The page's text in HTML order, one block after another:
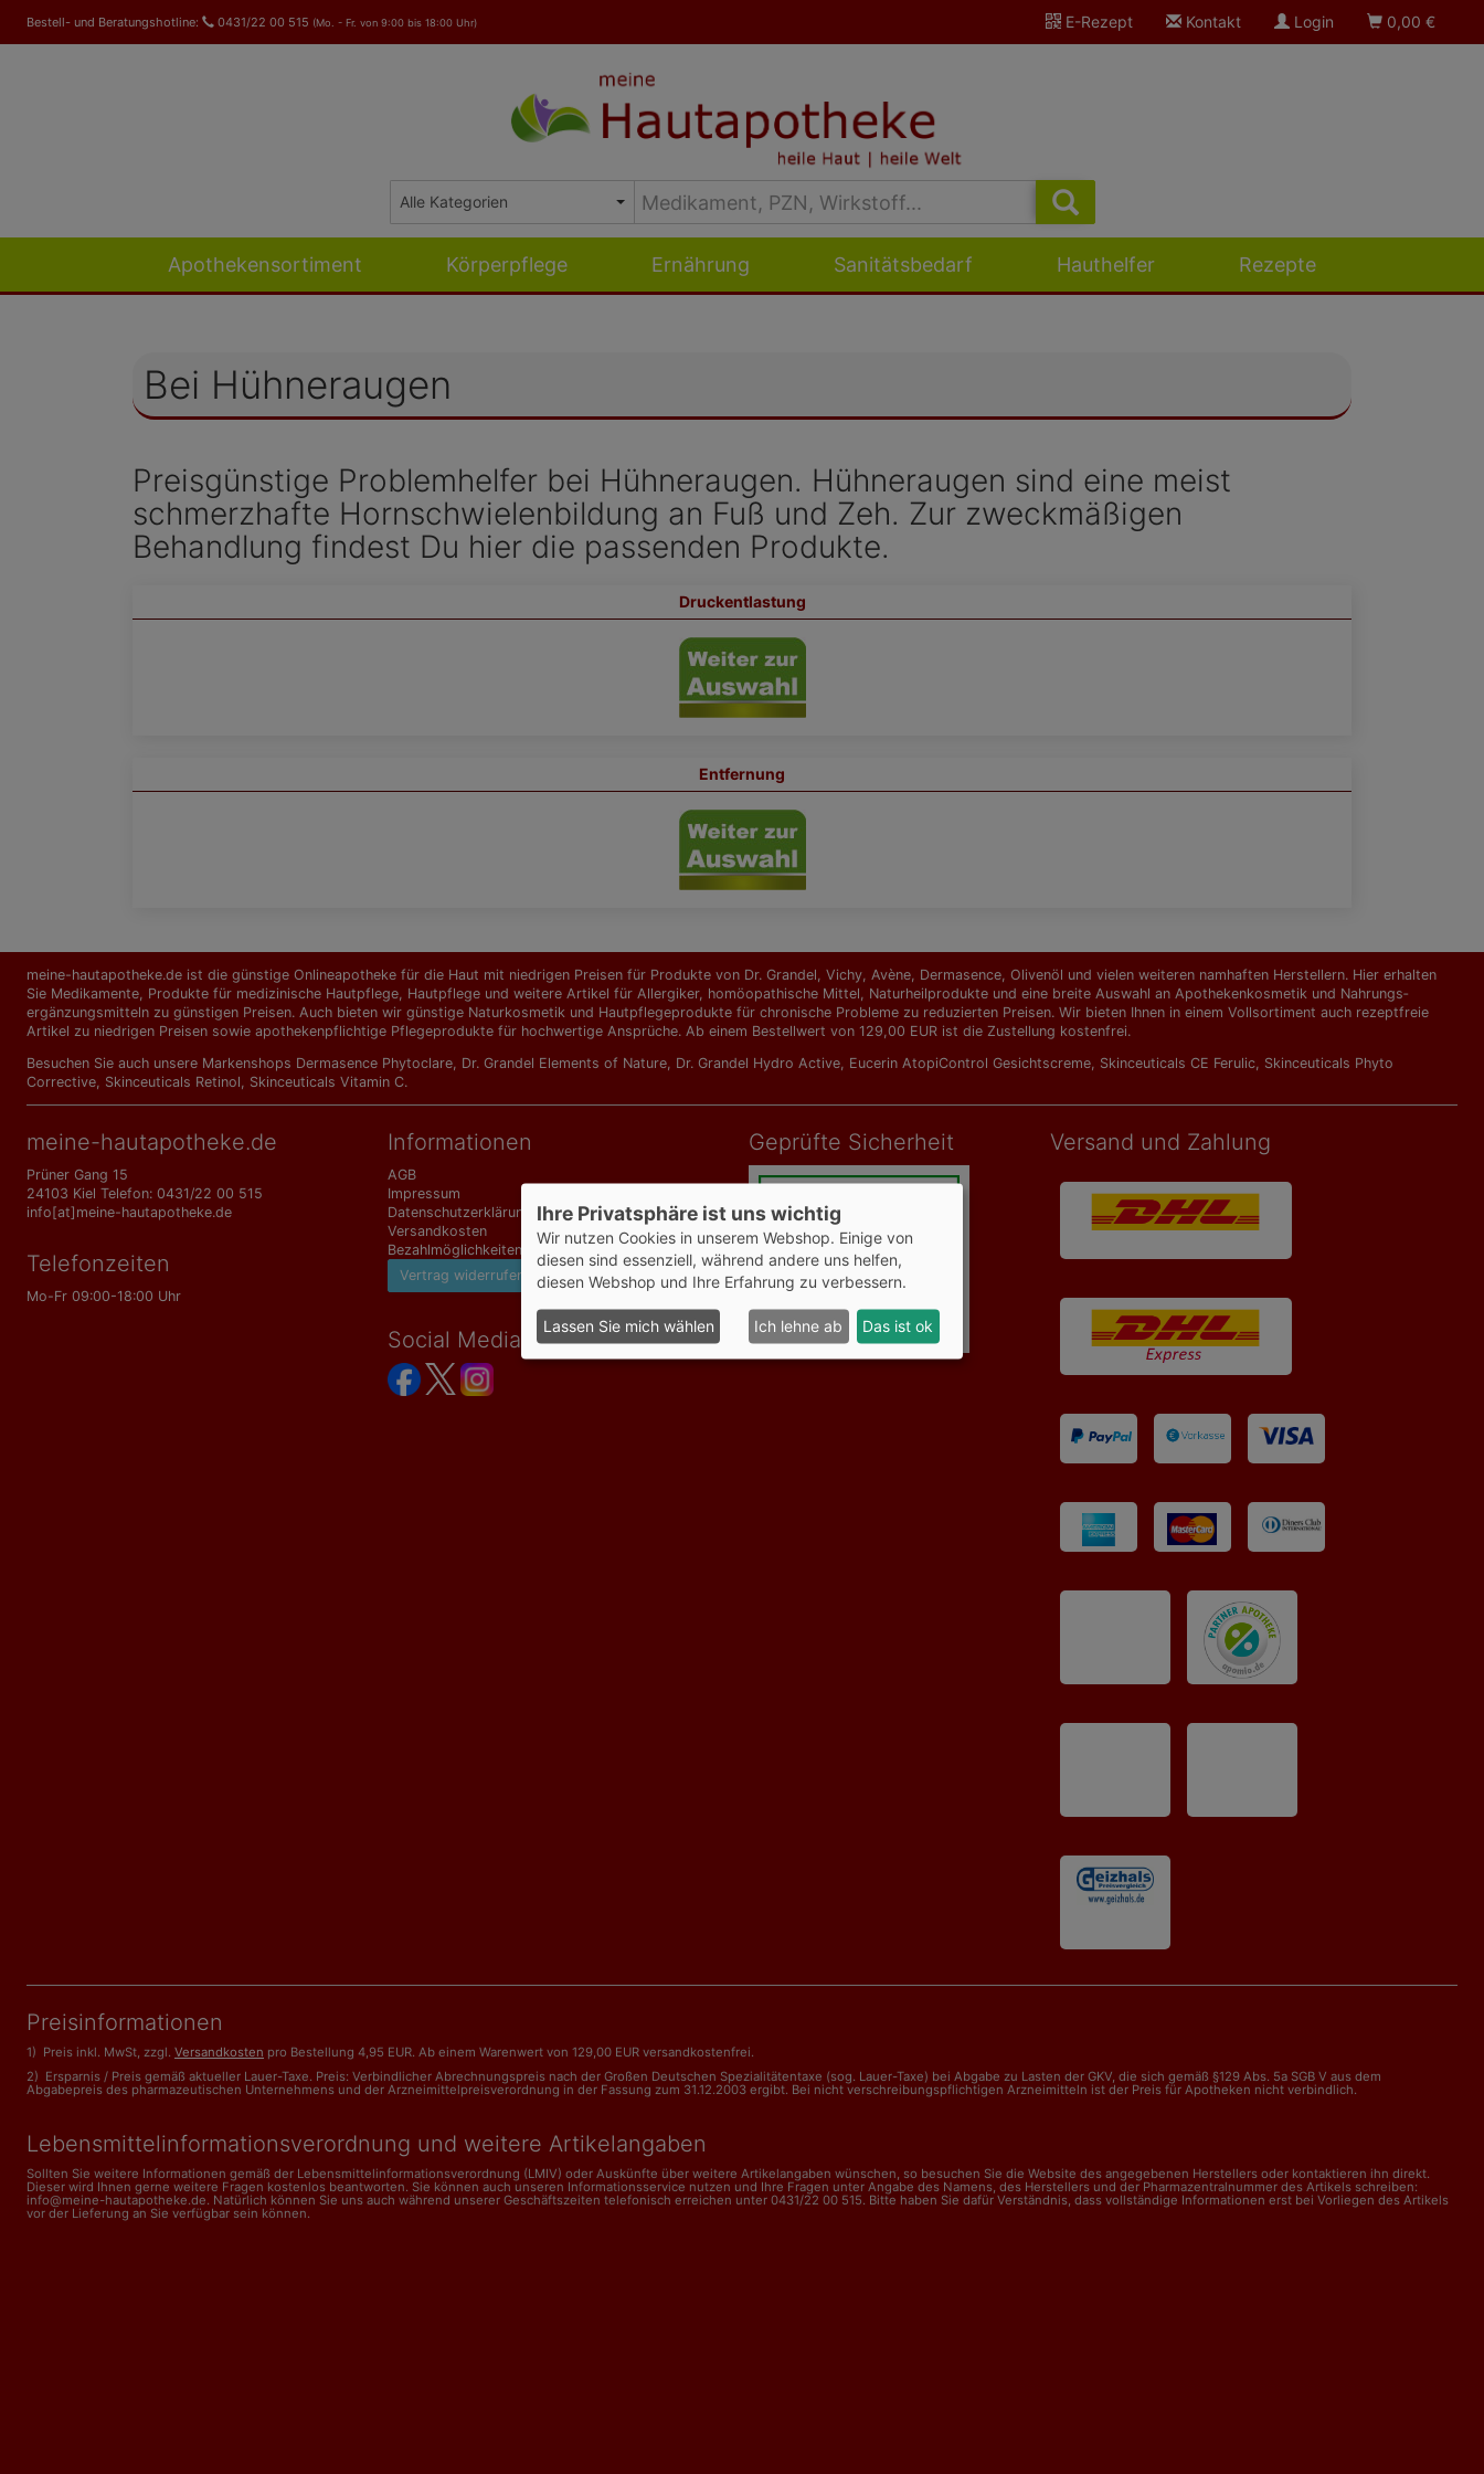
Bestell- und Beratungshotline: 0431/22 00 515 (Mo. - Fr. von 9:00 bis 18:00 Uhr) E-Rezept Kontakt Login 0,00 €
Apothekensortiment Körperpflege Ernährung Sanitätsbedarf Hauthelfer Rezepte
Bei Hühneraugen
Preisgünstige Problemhelfer bei Hühneraugen. Hühneraugen sind eine meist
schmerzhafte Hornschwielenbildung an Fuß und Zeh. Zur zweckmäßigen
Behandlung findest Du hier die passenden Produkte.
Druckentlastung
Entfernung
meine-hautapotheke.de ist die günstige Onlineapotheke für die Haut mit niedrigen Preisen für Produkte von Dr. Grandel, Vichy, Avène, Dermasence, Olivenöl und vielen weiteren namhaften Herstellern. Hier erhalten
Sie Medikamente, Produkte für medizinische Hautpflege, Hautpflege und weitere Artikel für Allergiker, homöopathische Mittel, Naturheilprodukte und eine breite Auswahl an Apothekenkosmetik und Nahrungs­
ergänzungs­mitteln zu günstigen Preisen. Auch bieten wir günstige Naturkosmetik und Hautpflegeprodukte für chronische Probleme zu reduzierten Preisen. Wir bieten Ihnen in einem Vollsortiment auch rezeptfreie
Artikel zu niedrigen Preisen sowie apothekenpflichtige Pflegeprodukte für hochwertige Ansprüche. Ab einem Bestellwert von 129,00 EUR ist die Zustellung kostenfrei.
Besuchen Sie auch unsere Markenshops Dermasence Phytoclare, Dr. Grandel Elements of Nature, Dr. Grandel Hydro Active, Eucerin AtopiControl Gesichtscreme, Skinceuticals CE Ferulic, Skinceuticals Phyto
Corrective, Skinceuticals Retinol, Skinceuticals Vitamin C.
meine-hautapotheke.de
Prüner Gang 15
24103 Kiel Telefon: 0431/22 00 515
info[at]meine-hautapotheke.de
Telefonzeiten
Mo-Fr 09:00-18:00 Uhr
Informationen
AGB
Impressum
Datenschutzerklärung
Versandkosten
Bezahlmöglichkeiten
Vertrag widerrufen
Social Media
Geprüfte Sicherheit Versand und Zahlung
Preisinformationen
1) Preis inkl. MwSt, zzgl. Versandkosten pro Bestellung 4,95 EUR. Ab einem Warenwert von 129,00 EUR versandkostenfrei.
2) Ersparnis / Preis gemäß aktueller Lauer-Taxe. Preis: Verbindlicher Abrechnungspreis nach der Großen Deutschen Spezialitätentaxe (sog. Lauer-Taxe) bei Abgabe zu Lasten der GKV, die sich gemäß §129 Abs. 5a SGB V aus dem
Abgabepreis des pharmazeutischen Unternehmens und der Arzneimittelpreisverordnung in der Fassung zum 31.12.2003 ergibt. Bei nicht verschreibungspflichtigen Arzneimitteln ist der Preis für Apotheken nicht verbindlich.
Lebensmittelinformations­verordnung und weitere Artikelangaben
Sollten Sie weitere Informationen gemäß der Lebensmittel­informations­verordnung (LMIV) oder Auskünfte über weitere Artikelangaben wünschen, so besuchen Sie die Website des angegebenen Herstellers oder kontaktieren ihn direkt.
Dieser wird Ihnen gerne weitere Fragen kostenlos beantworten. Sie können auch unseren Informationsservice nutzen und Ihre Fragen unter Angabe des Namens, des Herstellers und der Pharmazentralnummer des Artikels schreiben:
info@meine-hautapotheke.de. Natürlich können Sie uns auch während unserer Geschäftszeiten telefonisch erreichen unter 0431/22 00 515. Bitte haben Sie dafür Verständnis, dass vollständige Informationen erst bei Vorliegen des Artikels
vor der Lieferung an Sie verfügbar sein können.
Ihre Privatsphäre ist uns wichtig
Wir nutzen Cookies in unserem Webshop. Einige von
diesen sind essenziell, während andere uns helfen,
diesen Webshop und Ihre Erfahrung zu verbessern.
Lassen Sie mich wählen Ich lehne ab Das ist ok